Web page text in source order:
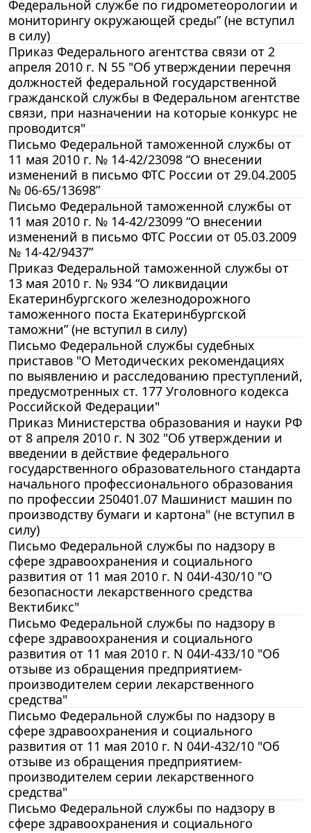
Федеральной службе по гидрометеорологии и
мониторингу окружающей среды” (не вступил
в силу)
Приказ Федерального агентства связи от 2
апреля 2010 г. N 55 "Об утверждении перечня
должностей федеральной государственной
гражданской службы в Федеральном агентстве
связи, при назначении на которые конкурс не
проводится"
Письмо Федеральной таможенной службы от
11 мая 2010 г. № 14-42/23098 “О внесении
изменений в письмо ФТС России от 29.04.2005
№ 06-65/13698”
Письмо Федеральной таможенной службы от
11 мая 2010 г. № 14-42/23099 “О внесении
изменений в письмо ФТС России от 05.03.2009
№ 14-42/9437”
Приказ Федеральной таможенной службы от
13 мая 2010 г. № 934 “О ликвидации
Екатеринбургского железнодорожного
таможенного поста Екатеринбургской
таможни” (не вступил в силу)
Письмо Федеральной службы судебных
приставов "О Методических рекомендациях
по выявлению и расследованию преступлений,
предусмотренных ст. 177 Уголовного кодекса
Российской Федерации"
Приказ Министерства образования и науки РФ
от 8 апреля 2010 г. N 302 "Об утверждении и
введении в действие федерального
государственного образовательного стандарта
начального профессионального образования
по профессии 250401.07 Машинист машин по
производству бумаги и картона" (не вступил в
силу)
Письмо Федеральной службы по надзору в
сфере здравоохранения и социального
развития от 11 мая 2010 г. N 04И-430/10 "О
безопасности лекарственного средства
Вектибикс"
Письмо Федеральной службы по надзору в
сфере здравоохранения и социального
развития от 11 мая 2010 г. N 04И-433/10 "Об
отзыве из обращения предприятием-
производителем серии лекарственного
средства"
Письмо Федеральной службы по надзору в
сфере здравоохранения и социального
развития от 11 мая 2010 г. N 04И-432/10 "Об
отзыве из обращения предприятием-
производителем серии лекарственного
средства"
Письмо Федеральной службы по надзору в
сфере здравоохранения и социального